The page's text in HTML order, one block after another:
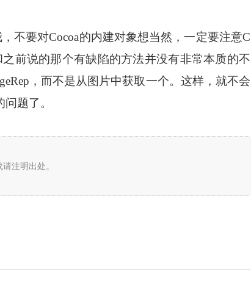
不要对Cocoa的内建对象想当然，一定要注意C
前说的那个有缺陷的方法并没有非常本质的不
，而不是从图片中获取一个。这样，就不会
题了。
注明出处。